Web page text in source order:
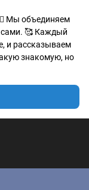
Мы объединяем
🥰 Каждый
и рассказываем
знакомую, но